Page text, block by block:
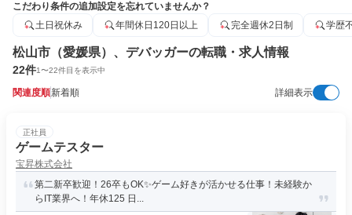
こだわり条件の追加設定を忘れていませんか？
土日祝休み
年間休日120日以上 完全週休2日制 学歴
松山市（愛媛県）、デバッガーの転職・求人情報
22件1〜22件目を表示中
関連度順新着順 詳細表示
正社員
ゲームテスター
宝昇株式会社
第二新卒歓迎！26卒もOK✨ゲーム好きが活かせる仕事！未経験か
らIT業界へ！年休125 日...